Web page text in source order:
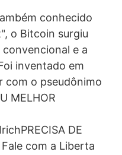
conhecido
o Bitcoin surgiu
e a
inventado em
com o pseudônimo
MELHOR
DE
Fale com a Liberta